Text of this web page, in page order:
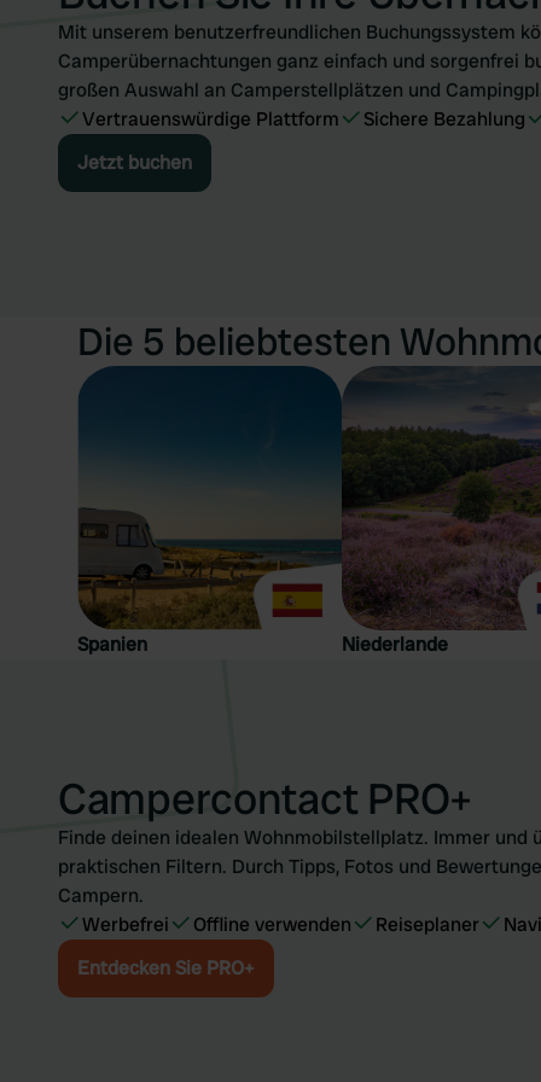
Mit unserem benutzerfreundlichen Buchungssystem
Camperübernachtungen ganz einfach und sorgenfrei
großen Auswahl an Camperstellplätzen und
Vertrauenswürdige Plattform
Sichere Bezahlung
Jetzt buchen
Die 5 beliebtesten
Spanien Niederlande
Campercontact PRO+
Finde deinen idealen Wohnmobilstellplatz. Immer und
praktischen Filtern. Durch Tipps, Fotos und
Campern.
Werbefrei
Offline verwenden Reiseplaner
Entdecken Sie PRO+